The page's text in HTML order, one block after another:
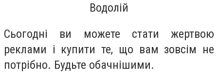
Водолій
Сьогодні ви можете стати жертвою
реклами і купити те, що вам зовсім не
потрібно. Будьте обачнішими.